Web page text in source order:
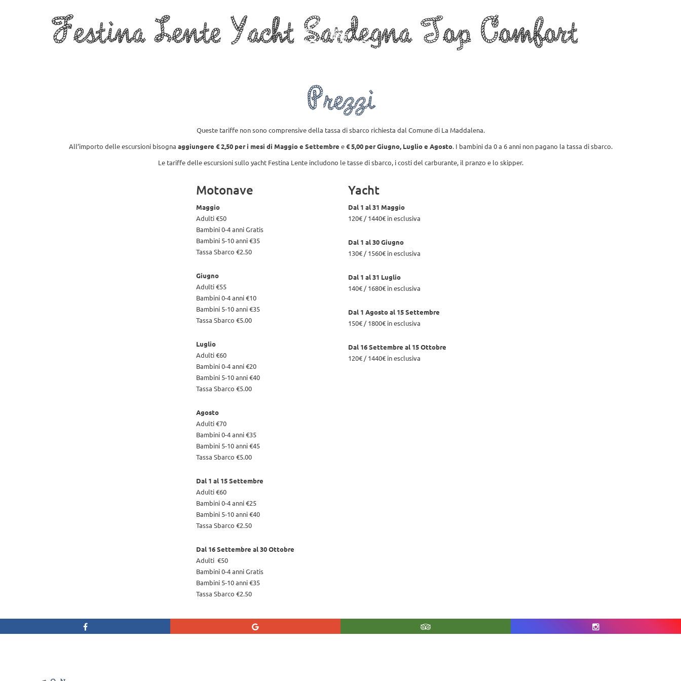
Festina Lente Yacht Sardegna Top Comfort
Prezzi
Queste tariffe non sono comprensive della tassa di sbarco richiesta dal Comune di La Maddalena.
All’importo delle escursioni bisogna aggiungere € 2,50 per i mesi di Maggio e Settembre e€ 5,00 per Giugno, Luglio e Agosto. I bambini da 0 a 6 anni non pagano la tassa di sbarco.
Le tariffe delle escursioni sullo yacht Festina Lente includono le tasse di sbarco, i costi del carburante, il pranzo e lo skipper.
Motonave
Maggio
Adulti €50
Bambini 0-4 anni Gratis
Bambini 5-10 anni €35
Tassa Sbarco €2.50
Giugno
Adulti €55
Bambini 0-4 anni €10
Bambini 5-10 anni €35
Tassa Sbarco €5.00
Luglio
Adulti €60
Bambini 0-4 anni €20
Bambini 5-10 anni €40
Tassa Sbarco €5.00
Agosto
Adulti €70
Bambini 0-4 anni €35
Bambini 5-10 anni €45
Tassa Sbarco €5.00
Dal 1 al 15 Settembre
Adulti €60
Bambini 0-4 anni €25
Bambini 5-10 anni €40
Tassa Sbarco €2.50
Dal 16 Settembre al 30 Ottobre
Adulti €50
Bambini 0-4 anni Gratis
Bambini 5-10 anni €35
Tassa Sbarco €2.50
Yacht
Dal 1 al 31 Maggio
120€ / 1440€ in esclusiva
Dal 1 al 30 Giugno
130€ / 1560€ in esclusiva
Dal 1 al 31 Luglio
140€ / 1680€ in esclusiva
Dal 1 Agosto al 15 Settembre
150€ / 1800€ in esclusiva
Dal 16 Settembre al 15 Ottobre
120€ / 1440€ in esclusiva